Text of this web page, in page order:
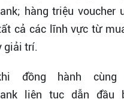
hàng triệu voucher
cả các lĩnh vực từ
giải trí.
đồng hành cùng
liên tục dẫn đầu